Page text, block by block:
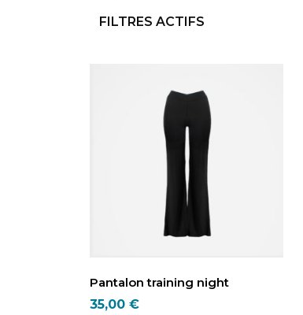
FILTRES ACTIFS
Pantalon training night
35,00 €